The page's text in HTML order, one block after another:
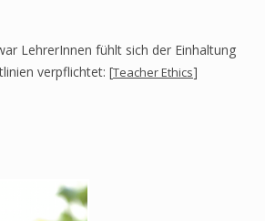
LehrerInnen fühlt sich der Einhaltung
verpflichtet: [Teacher Ethics]